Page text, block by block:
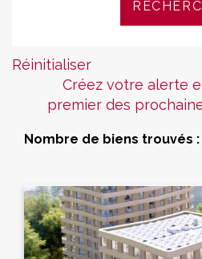
Réinitialiser
Créez votre alerte
premier des
Nombre de biens trouvés :